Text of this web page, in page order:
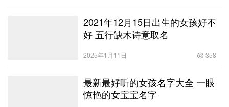
2021年12月15日出生的女孩好不
好 五行缺木诗意取名
2025年1月11日 358
最新最好听的女孩名字大全 一眼
惊艳的女宝宝名字